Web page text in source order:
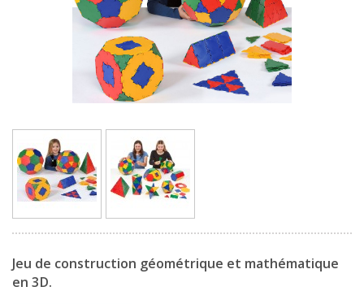
Jeu de construction géométrique et mathématique
en 3D.